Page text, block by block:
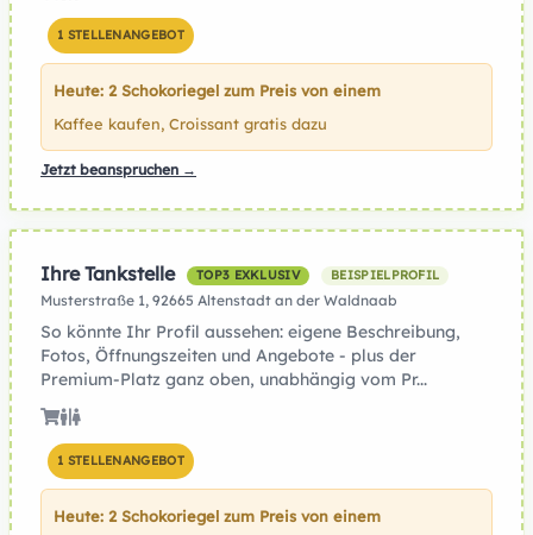
1 STELLENANGEBOT
Heute: 2 Schokoriegel zum Preis von einem
Kaffee kaufen, Croissant gratis dazu
Jetzt beanspruchen →
Ihre Tankstelle TOP3 EXKLUSIV BEISPIELPROFIL
Musterstraße 1, 92665 Altenstadt an der Waldnaab
So könnte Ihr Profil aussehen: eigene Beschreibung,
Fotos, Öffnungszeiten und Angebote - plus der
Premium-Platz ganz oben, unabhängig vom Pr...
1 STELLENANGEBOT
Heute: 2 Schokoriegel zum Preis von einem